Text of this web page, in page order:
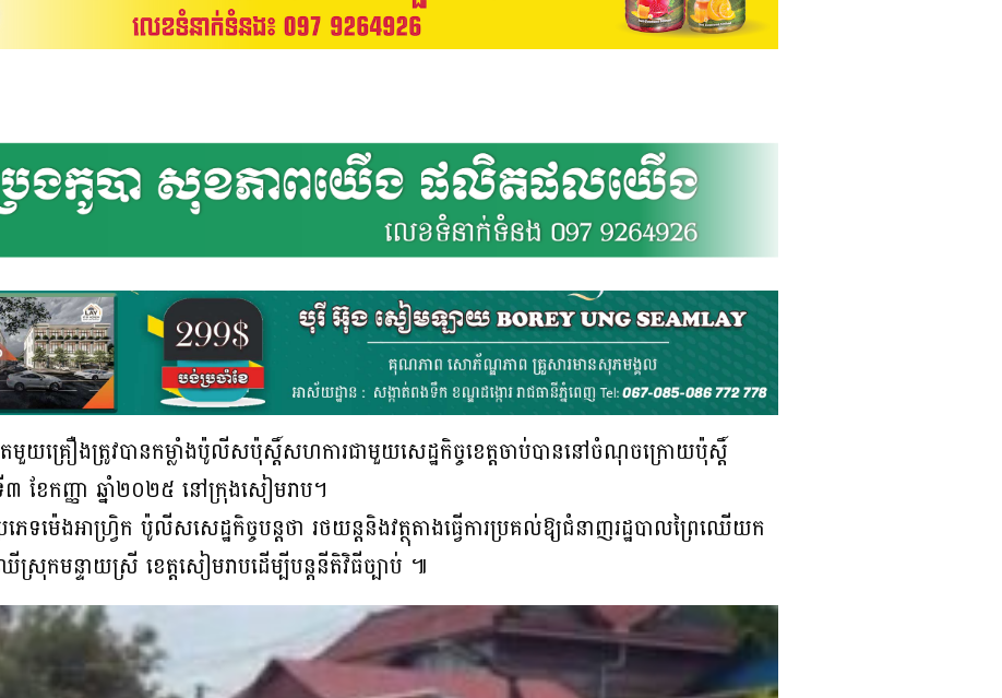
គ្រឿងត្រូវបានកម្លាំងប៉ូលីសប៉ុស្តិ៍សហការជាមួយសេដ្ឋកិច្ចខេត្តចាប់បាននៅចំណុចក្រោយប៉ុស្តិ៍
ខែកញ្ញា ឆ្នាំ២០២៥ នៅក្រុងសៀមរាប។
េទម៉េងអាហ្រ្វិក ប៉ូលីសសេដ្ឋកិច្ចបន្តថា រថយន្តនិងវត្ថុតាងធ្វើការប្រគល់ឱ្យជំនាញរដ្ឋបាលព្រៃឈើយក
ើស្រុកមន្ទាយស្រី ខេត្តសៀមរាបដើម្បីបន្តនីតិវិធីច្បាប់ ៕